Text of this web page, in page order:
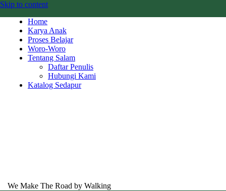
Skip to content
Home
Karya Anak
Proses Belajar
Woro-Woro
Tentang Salam
Daftar Penulis
Hubungi Kami
Katalog Sedapur
We Make The Road by Walking